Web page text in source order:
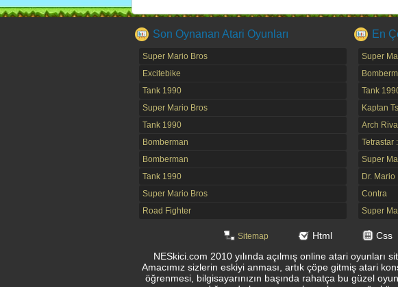
Son Oynanan Atari Oyunları
Super Mario Bros
Excitebike
Tank 1990
Super Mario Bros
Tank 1990
Bomberman
Bomberman
Tank 1990
Super Mario Bros
Road Fighter
En
Super
Tank
Kaptan
Arch
Tetrastar
Super
Dr. Mario
Contra
Super
Sitemap Html Css
NESkici.com 2010 yılında açılmış online atari oyunları
Amacımız sizlerin eskiyi anması, artık çöpe gitmiş atari
öğrenmesi, bilgisayarınızın başında rahatça bu güzel